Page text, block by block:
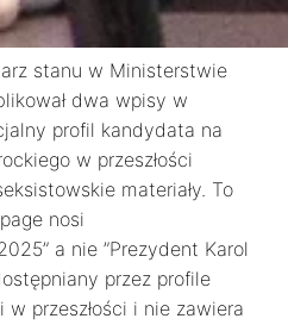
stanu w Ministerstwie
dwa wpisy w
profil kandydata na
w przeszłości
materiały. To
nosi
a nie ”Prezydent Karol
przez profile
przeszłości i nie zawiera